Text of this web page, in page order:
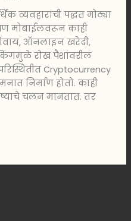
व्यवहारांची पद्धत मोठ्या
मोबाईलवरून काही
ऑनलाइन खरेदी,
रोख पैशांवरील
Cryptocurrency
निर्माण होतो. काही
चलन मानतात. तर